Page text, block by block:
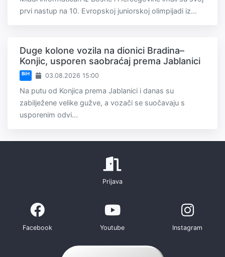
prvi nastup na 10. Evropskoj juniorskoj olimpijadi iz...
Duge kolone vozila na dionici Bradina–
Konjic, usporen saobraćaj prema Jablanici
BiH 03.08.2026 15:00
Na putu od Konjica prema Jablanici i danas su
zabilježene velike gužve, a vozači se suočavaju s
usporenim odvi...
Prijava
Facebook Youtube Instagram